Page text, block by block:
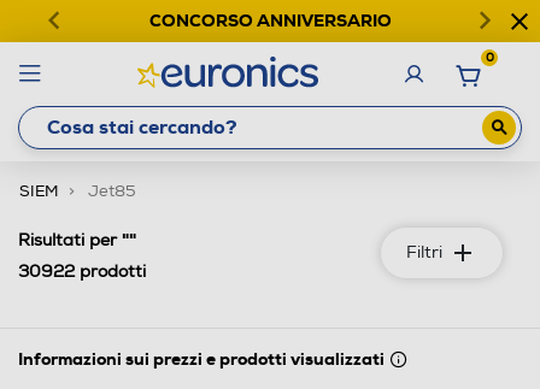
CONCORSO ANNIVERSARIO
0
SIEM Jet85
Filtri
Risultati per""
30922prodotti
Informazioni sui prezzi e prodotti visualizzati